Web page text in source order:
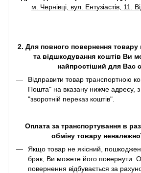
м. Чернівці, вул. Ентузіастів, 11.
2. Для повного повернення товару
та відшкодування коштів Ви
найпростіший для Вас
Відправити товар транспортною
Пошта" на вказану нижче адресу, з
"зворотній переказ коштів".
Оплата за транспортування в
обміну товару
Якщо товар не якісний,
брак, Ви можете його повернути.
повернення відбувається за